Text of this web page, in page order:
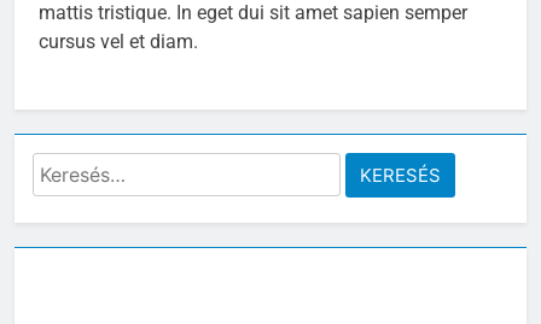
mattis tristique. In eget dui sit amet sapien semper
cursus vel et diam.
Keresés: